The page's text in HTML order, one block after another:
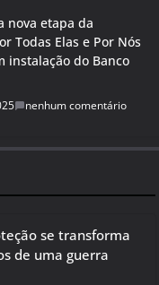
nova etapa da
Todas Elas e Por Nós
instalação do Banco
nenhum comentário
se transforma
de uma guerra